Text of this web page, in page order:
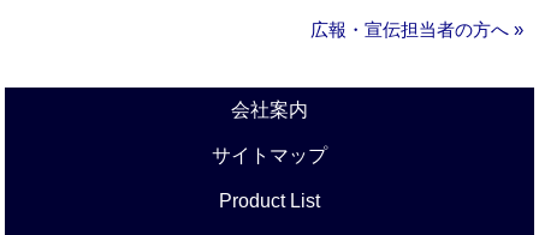
広報・宣伝担当者の方へ »
会社案内
サイトマップ
Product List